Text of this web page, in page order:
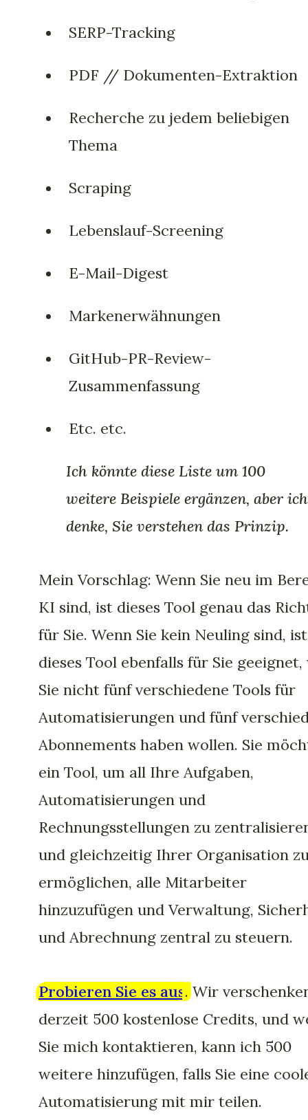
SERP-Tracking
PDF // Dokumenten-Extraktion
Recherche zu jedem beliebigen
Thema
Scraping
Lebenslauf-Screening
E-Mail-Digest
Markenerwähnungen
GitHub-PR-Review-
Zusammenfassung
Etc. etc.
Ich könnte diese Liste um 100
weitere Beispiele ergänzen, aber ich
denke, Sie verstehen das Prinzip.
Mein Vorschlag: Wenn Sie neu im
KI sind, ist dieses Tool genau das
für Sie. Wenn Sie kein Neuling sind, ist
dieses Tool ebenfalls für Sie
Sie nicht fünf verschiedene Tools für
Automatisierungen und fünf
Abonnements haben wollen. Sie
ein Tool, um all Ihre Aufgaben,
Automatisierungen und
Rechnungsstellungen zu
und gleichzeitig Ihrer Organisation
ermöglichen, alle Mitarbeiter
hinzuzufügen und Verwaltung,
und Abrechnung zentral zu steuern.
Probieren Sie es aus.Wir
derzeit 500 kostenlose Credits, und
Sie mich kontaktieren, kann ich 500
weitere hinzufügen, falls Sie eine
Automatisierung mit mir teilen.